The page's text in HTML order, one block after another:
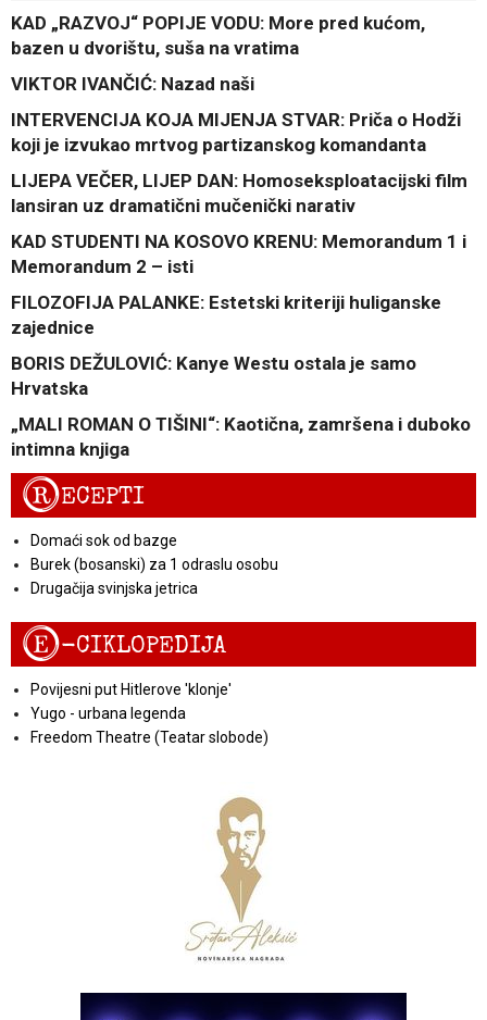
KAD „RAZVOJ“ POPIJE VODU: More pred kućom,
bazen u dvorištu, suša na vratima
VIKTOR IVANČIĆ: Nazad naši
INTERVENCIJA KOJA MIJENJA STVAR: Priča o Hodži
koji je izvukao mrtvog partizanskog komandanta
LIJEPA VEČER, LIJEP DAN: Homoseksploatacijski film
lansiran uz dramatični mučenički narativ
KAD STUDENTI NA KOSOVO KRENU: Memorandum 1 i
Memorandum 2 – isti
FILOZOFIJA PALANKE: Estetski kriteriji huliganske
zajednice
BORIS DEŽULOVIĆ: Kanye Westu ostala je samo
Hrvatska
„MALI ROMAN O TIŠINI“: Kaotična, zamršena i duboko
intimna knjiga
RECEPTI
Domaći sok od bazge
Burek (bosanski) za 1 odraslu osobu
Drugačija svinjska jetrica
E-CIKLOPEDIJA
Povijesni put Hitlerove 'klonje'
Yugo - urbana legenda
Freedom Theatre (Teatar slobode)